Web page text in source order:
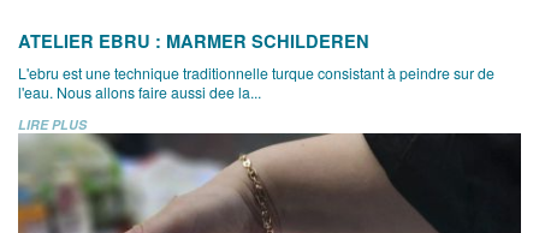
ATELIER EBRU : MARMER SCHILDEREN
L'ebru est une technique traditionnelle turque consistant à peindre sur de
l'eau. Nous allons faire aussi dee la...
LIRE PLUS